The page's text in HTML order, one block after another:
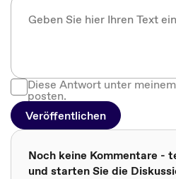
Diese Antwort unter
posten.
Veröffentlichen
Noch keine Kommentare -
und starten Sie die